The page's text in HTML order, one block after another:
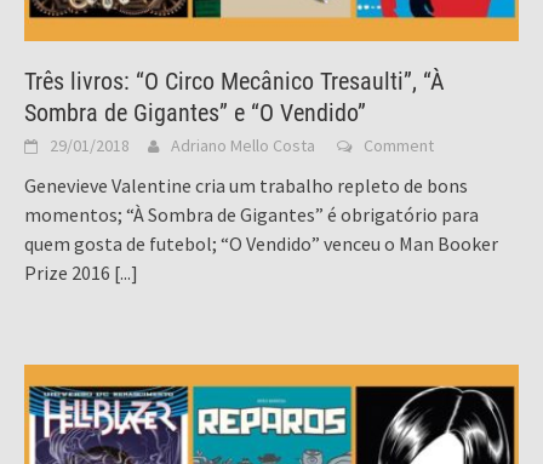
Três livros: “O Circo Mecânico Tresaulti”, “À
Sombra de Gigantes” e “O Vendido”
29/01/2018 Adriano Mello Costa Comment
Genevieve Valentine cria um trabalho repleto de bons
momentos; “À Sombra de Gigantes” é obrigatório para
quem gosta de futebol; “O Vendido” venceu o Man Booker
Prize 2016 [...]